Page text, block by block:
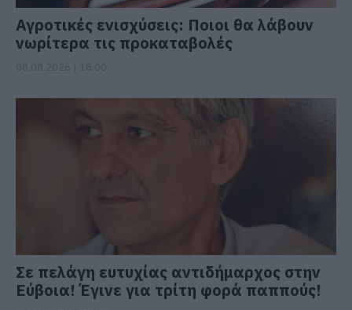
Αγροτικές ενισχύσεις: Ποιοι θα λάβουν
νωρίτερα τις προκαταβολές
Σε πελάγη ευτυχίας αντιδήμαρχος στην
Εύβοια! Έγινε για τρίτη φορά παππούς!